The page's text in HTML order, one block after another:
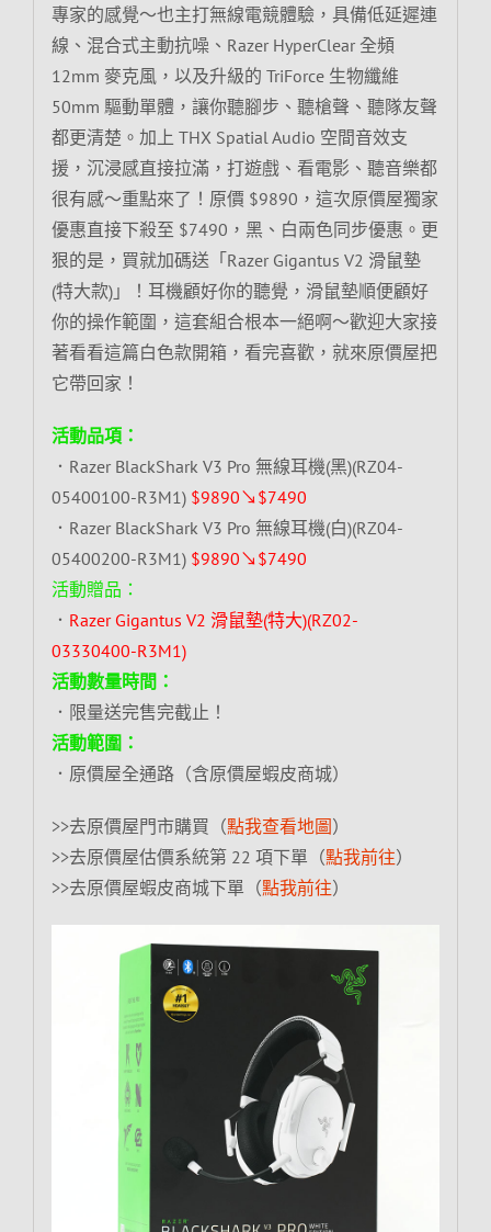
專家的感覺～也主打無線電競體驗，具備低延遲連
線、混合式主動抗噪、Razer HyperClear 全頻
12mm 麥克風，以及升級的 TriForce 生物纖維
50mm 驅動單體，讓你聽腳步、聽槍聲、聽隊友聲
都更清楚。加上 THX Spatial Audio 空間音效支
援，沉浸感直接拉滿，打遊戲、看電影、聽音樂都
很有感～重點來了！原價 $9890，這次原價屋獨家
優惠直接下殺至 $7490，黑、白兩色同步優惠。更
狠的是，買就加碼送「Razer Gigantus V2 滑鼠墊
(特大款)」！耳機顧好你的聽覺，滑鼠墊順便顧好
你的操作範圍，這套組合根本一絕啊～歡迎大家接
著看看這篇白色款開箱，看完喜歡，就來原價屋把
它帶回家！
活動品項：
．Razer BlackShark V3 Pro 無線耳機(黑)(RZ04-
05400100-R3M1) $9890↘$7490
．Razer BlackShark V3 Pro 無線耳機(白)(RZ04-
05400200-R3M1) $9890↘$7490
活動贈品：
． Razer Gigantus V2 滑鼠墊(特大)(RZ02-
03330400-R3M1)
活動數量時間：
．限量送完售完截止！
活動範圍：
．原價屋全通路（含原價屋蝦皮商城）
>>去原價屋門市購買（點我查看地圖）
>>去原價屋估價系統第 22 項下單（點我前往）
>>去原價屋蝦皮商城下單（點我前往）